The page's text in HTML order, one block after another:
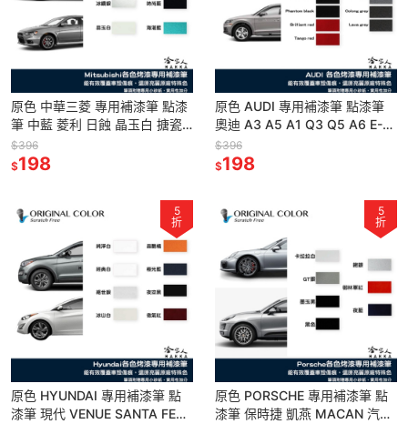
原色 中華三菱 專用補漆筆 點漆
筆 中藍 菱利 日蝕 晶玉白 搪瓷
白 COLT PLUS ZINGER 尊爵黑
哈家人
$396
$198
原色 AUDI 專用補漆筆 點漆筆
奧迪 A3 A5 A1 Q3 Q5 A6 E-
TRON A4 黑 白 銀 哈家人
$396
$198
5
折
原色 HYUNDAI 專用補漆筆 點
漆筆 現代 VENUE SANTA FE
5
折
原色 PORSCHE 專用補漆筆 點
漆筆 保時捷 凱燕 MACAN 汽車